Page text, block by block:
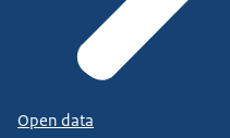
Open data